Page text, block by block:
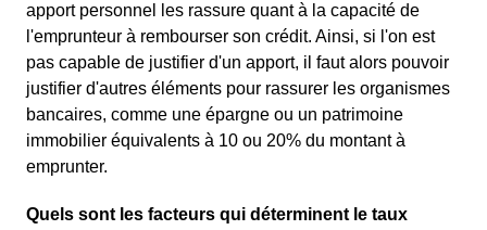
apport personnel les rassure quant à la capacité de
l'emprunteur à rembourser son crédit. Ainsi, si l'on est
pas capable de justifier d'un apport, il faut alors pouvoir
justifier d'autres éléments pour rassurer les organismes
bancaires, comme une épargne ou un patrimoine
immobilier équivalents à 10 ou 20% du montant à
emprunter.
Quels sont les facteurs qui déterminent le taux